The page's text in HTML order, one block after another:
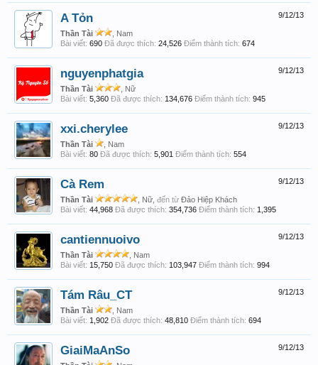
9/12/13
A Tỏn
Thần Tài
, Nam
Bài viết: 690 Đã được thích: 24,526 Điểm thành tích: 674
9/12/13
nguyenphatgia
Thần Tài
, Nữ
Bài viết: 5,360 Đã được thích: 134,676 Điểm thành tích: 945
9/12/13
xxi.cherylee
Thần Tài
, Nam
Bài viết: 80 Đã được thích: 5,901 Điểm thành tích: 554
9/12/13
Cà Rem
Thần Tài , Nữ, đến từ Đảo Hiệp Khách
Bài viết: 44,968 Đã được thích: 354,736 Điểm thành tích: 1,395
9/12/13
cantiennuoivo
Thần Tài
, Nam
Bài viết: 15,750 Đã được thích: 103,947 Điểm thành tích: 994
9/12/13
Tám Râu_CT
Thần Tài
, Nam
Bài viết: 1,902 Đã được thích: 48,810 Điểm thành tích: 694
9/12/13
GiaiMaAnSo